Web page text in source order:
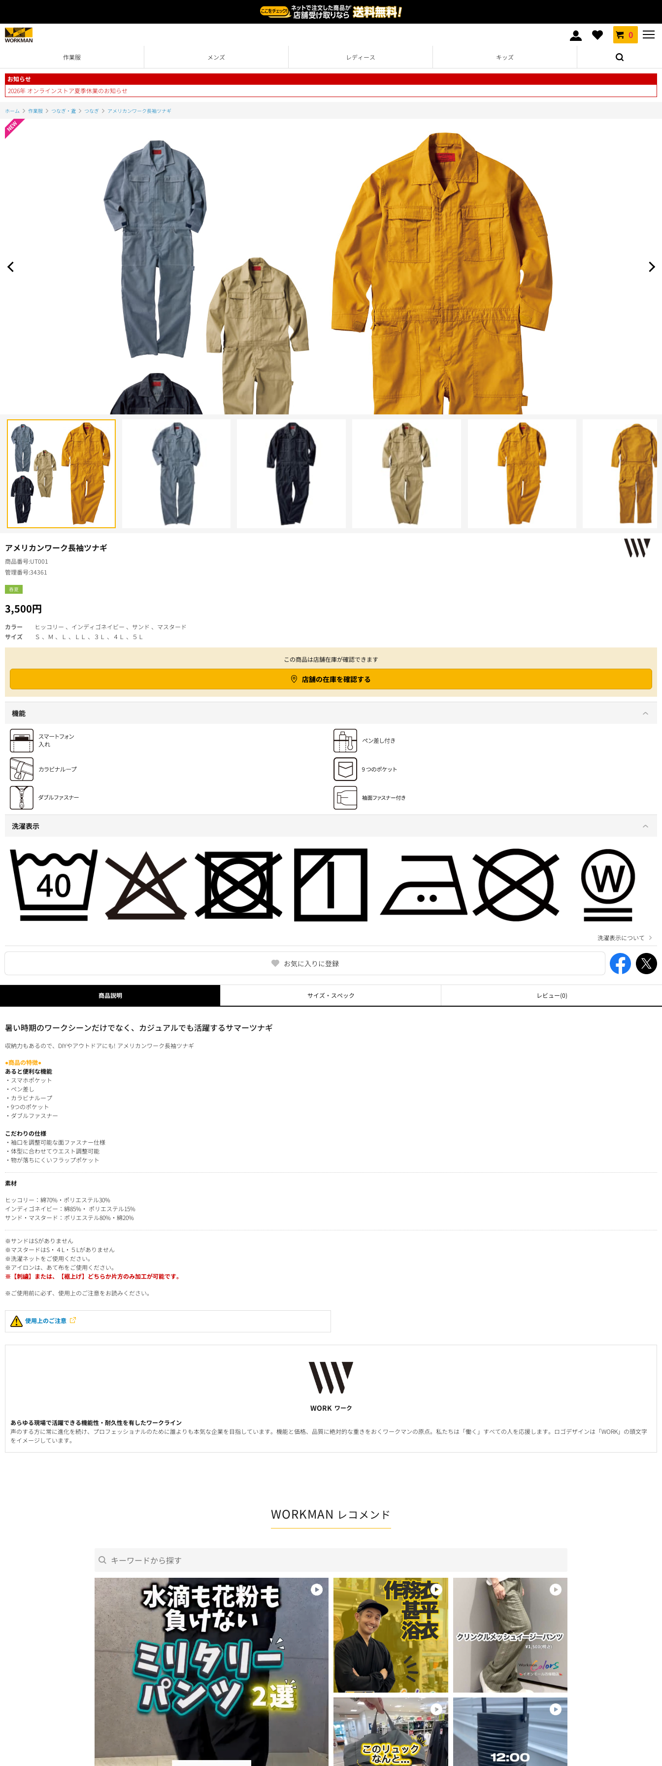
0
作業服 メンズ レディース キッズ
お知らせ
2026年 オンラインストア夏季休業のお知らせ
ホーム 作業服 つなぎ・鳶 つなぎ アメリカンワーク長袖ツナギ
アメリカンワーク長袖ツナギ
春夏
3,500円
商品番号 UT001
管理番号34361
お気に入りに登録
カラー
ヒッコリー 、インディゴネイビー 、サンド 、マスタード
サイズ
Ｓ 、Ｍ 、Ｌ 、ＬＬ 、３Ｌ 、４Ｌ 、５Ｌ
この商品は店舗在庫が確認できます
店舗の在庫を確認する
機能
洗濯表示
洗濯表示について
商品説明
暑い時期のワークシーンだけでなく、カジュアルでも活躍するサマーツナギ
収納力もあるので、DIYやアウトドアにも! アメリカンワーク長袖ツナギ
●商品の特徴●
あると便利な機能
・スマホポケット
・ペン差し
・カラビナループ
・9つのポケット
・ダブルファスナー
こだわりの仕様
・袖口を調整可能な面ファスナー仕様
・体型に合わせてウエスト調整可能
・物が落ちにくいフラップポケット
素材
ヒッコリー：綿70%・ポリエステル30%
インディゴネイビー：綿85%・ ポリエステル15%
サンド・マスタード：ポリエステル80%・綿20%
※サンドはSがありません
※マスタードはS・４L・５Lがありません
※洗濯ネットをご使用ください。
※アイロンは、あて布をご使用ください。
※【刺繍】または、【裾上げ】どちらか片方のみ加工が可能です。
※ご使用前に必ず、使用上のご注意をお読みください。
使用上のご注意
WORK ワーク
あらゆる現場で活躍できる機能性・耐久性を有したワークライン
声のする方に常に進化を続け、プロフェッショナルのために誰よりも本気な企業を目指しています。機能と価格、品質に絶対的な重きをおくワークマンの原点。私たちは「働く」すべての人を応援します。ロゴデザインは「WORK」の頭文字
をイメージしています。
サイズ・スペック レビュー(0)
WORKMAN レコメンド